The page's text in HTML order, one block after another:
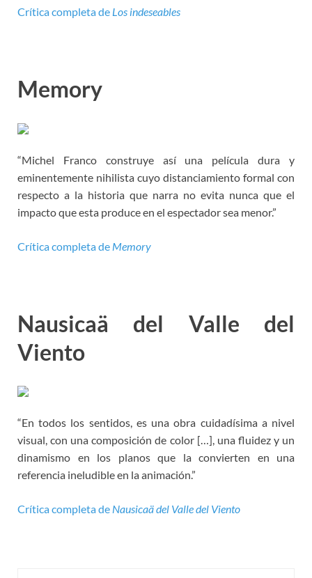
Crítica completa de Los indeseables
Memory
“Michel Franco construye así una película dura y
eminentemente nihilista cuyo distanciamiento formal con
respecto a la historia que narra no evita nunca que el
impacto que esta produce en el espectador sea menor.”
Crítica completa de Memory
Nausicaä del Valle del
Viento
“En todos los sentidos, es una obra cuidadísima a nivel
visual, con una composición de color […], una fluidez y un
dinamismo en los planos que la convierten en una
referencia ineludible en la animación.”
Crítica completa de Nausicaä del Valle del Viento